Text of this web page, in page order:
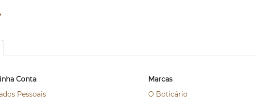
Conta
Pessoais
Marcas
O Boticário